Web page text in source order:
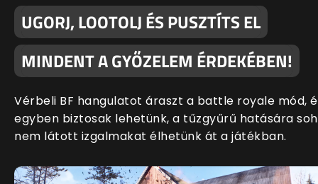
UGORJ, LOOTOLJ ÉS PUSZTÍTS EL
MINDENT A GYŐZELEM ÉRDEKÉBEN!
Vérbeli BF hangulatot áraszt a battle royale mód,
egyben biztosak lehetünk, a tűzgyűrű hatására
nem látott izgalmakat élhetünk át a játékban.